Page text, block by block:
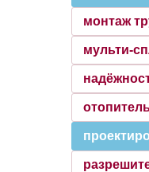
монтаж
мульти-